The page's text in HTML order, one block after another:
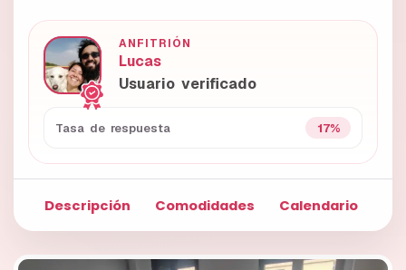
ANFITRIÓN
Lucas
Usuario verificado
Tasa de respuesta 17%
Descripción Comodidades Calendario